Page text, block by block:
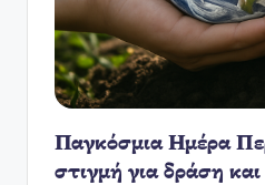
Παγκόσμια Ημέρα
στιγμή για δράση